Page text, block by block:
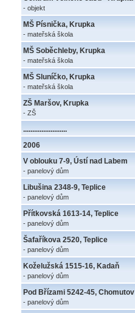
- objekt
MŠ Písnička, Krupka
- mateřská škola
MŠ Soběchleby, Krupka
- mateřská škola
MŠ Sluníčko, Krupka
- mateřská škola
ZŠ Maršov, Krupka
- ZŠ
........................
2006
V oblouku 7-9, Ústí nad Labem
- panelový dům
Libušina 2348-9, Teplice
- panelový dům
Přítkovská 1613-14, Teplice
- panelový dům
Šafaříkova 2520, Teplice
- panelový dům
Koželužská 1515-16, Kadaň
- panelový dům
Pod Břízami 5242-45, Chomutov
- panelový dům